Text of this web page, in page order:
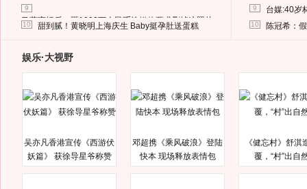
9
马蓉离婚后，砸1000万人民币给媒体要求删掉这照片
10 甜到腻！黄晓明上海庆生 Baby挺孕肚送蛋糕
9 台媒:40岁
10 陈冠希：
娱乐·大视野
吴亦凡香港宣传《西游伏
妖篇》 获徐导星爷称赞
邓超携《乘风破浪》登陆
快本 现场释放表情包
《健忘村》舒淇
覆，“村”出自